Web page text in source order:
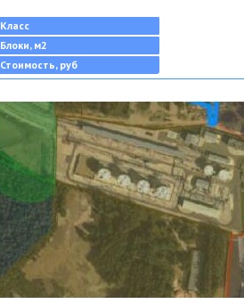
Класс
Блоки, м2
Стоимость, руб